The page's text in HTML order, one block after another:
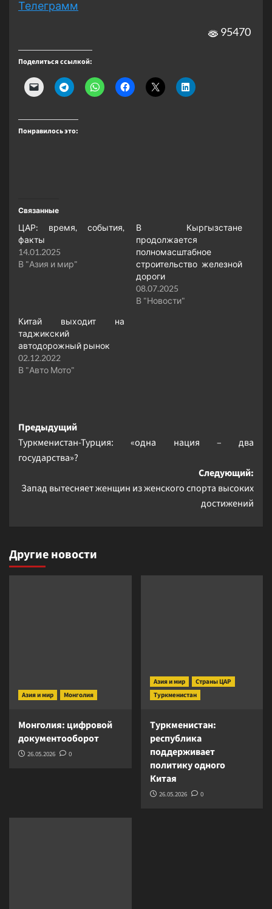
Телеграмм
95470
Поделиться ссылкой:
Понравилось это:
Связанные
ЦАР: время, события,
факты
14.01.2025
В "Азия и мир"
В Кыргызстане
продолжается
полномасштабное
строительство железной
дороги
08.07.2025
В "Новости"
Китай выходит на
таджикский
автодорожный рынок
02.12.2022
В "Авто Мото"
Навигация
записи
Предыдущий
Туркменистан-Турция: «одна нация – два
государства»?
Следующий:
Запад вытесняет женщин из женского спорта высоких
достижений
Другие новости
Азия и мир Монголия
Монголия: цифровой
документооборот
26.05.2026 0
Азия и мир
Страны ЦАР
Туркменистан
Туркменистан:
республика
поддерживает
политику одного
Китая
26.05.2026 0